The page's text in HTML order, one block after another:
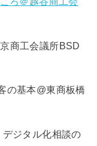
商工会議所BSD
の基本@東商板橋
ジタル化相談の